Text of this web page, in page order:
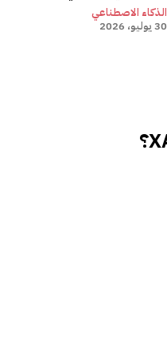
الذكاء الاصطناعي
30 يوليو، 2026